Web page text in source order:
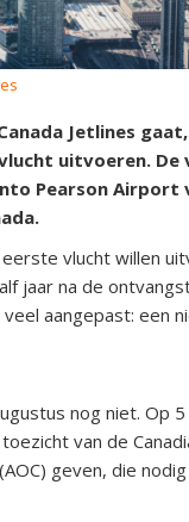
Jetlines
uitvoeren. De
Pearson Airport
vlucht willen
jaar na de
aangepast: een
nog niet. Op 5
van de
geven, die